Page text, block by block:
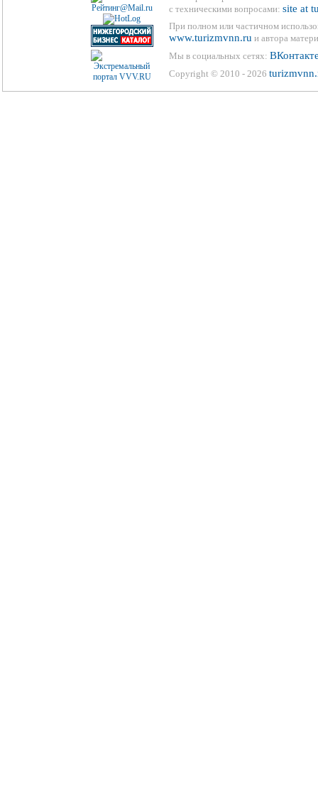
с техническими вопросами: site at
При полном или частичном
www.turizmvnn.ru и автора
Мы в социальных сетях:
Copyright © 2010 - 2026